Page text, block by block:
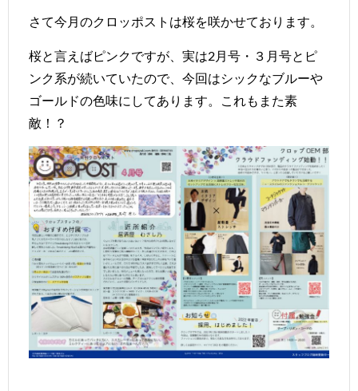
さて今月のクロッポストは桜を咲かせております。
桜と言えばピンクですが、実は2月号・３月号とピ
ンク系が続いていたので、今回はシックなブルーや
ゴールドの色味にしてあります。これもまた素
敵！？